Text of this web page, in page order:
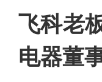
飞科老
电器董